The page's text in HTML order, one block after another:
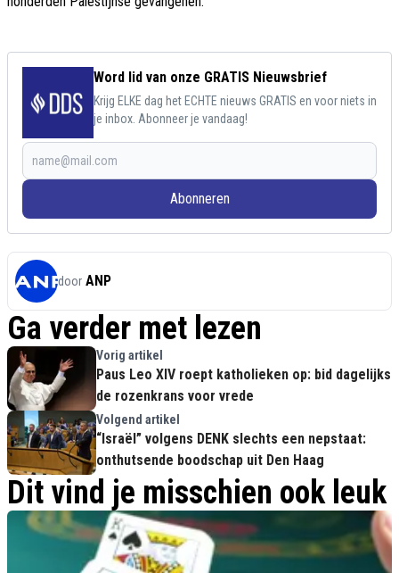
Word lid van onze GRATIS Nieuwsbrief
Krijg ELKE dag het ECHTE nieuws GRATIS en voor niets in
je inbox. Abonneer je vandaag!
Abonneren
door ANP
Ga verder met lezen
Vorig artikel
Paus Leo XIV roept katholieken op: bid dagelijks
de rozenkrans voor vrede
Volgend artikel
“Israël” volgens DENK slechts een nepstaat:
onthutsende boodschap uit Den Haag
Dit vind je misschien ook leuk